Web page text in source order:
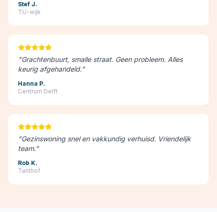
Stef J.
TU-wijk
"Grachtenbuurt, smalle straat. Geen probleem. Alles
keurig afgehandeld."
Hanna P.
Centrum Delft
"Gezinswoning snel en vakkundig verhuisd. Vriendelijk
team."
Rob K.
Tanthof